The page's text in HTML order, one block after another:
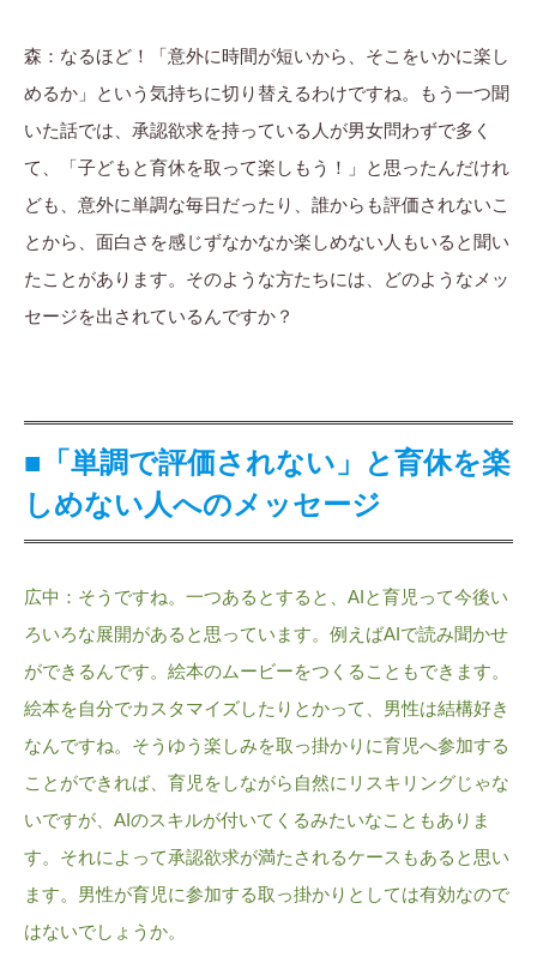
森：なるほど！「意外に時間が短いから、そこをいかに楽し
めるか」という気持ちに切り替えるわけですね。もう一つ聞
いた話では、承認欲求を持っている人が男女問わずで多く
て、「子どもと育休を取って楽しもう！」と思ったんだけれ
ども、意外に単調な毎日だったり、誰からも評価されないこ
とから、面白さを感じずなかなか楽しめない人もいると聞い
たことがあります。そのような方たちには、どのようなメッ
セージを出されているんですか？
■「単調で評価されない」と育休を楽
しめない人へのメッセージ
広中：そうですね。一つあるとすると、AIと育児って今後い
ろいろな展開があると思っています。例えばAIで読み聞かせ
ができるんです。絵本のムービーをつくることもできます。
絵本を自分でカスタマイズしたりとかって、男性は結構好き
なんですね。そうゆう楽しみを取っ掛かりに育児へ参加する
ことができれば、育児をしながら自然にリスキリングじゃな
いですが、AIのスキルが付いてくるみたいなこともありま
す。それによって承認欲求が満たされるケースもあると思い
ます。男性が育児に参加する取っ掛かりとしては有効なので
はないでしょうか。